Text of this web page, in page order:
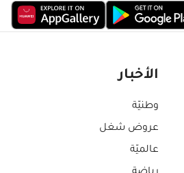
الأخبار
وطنيّة
عروض شغل
عالميّة